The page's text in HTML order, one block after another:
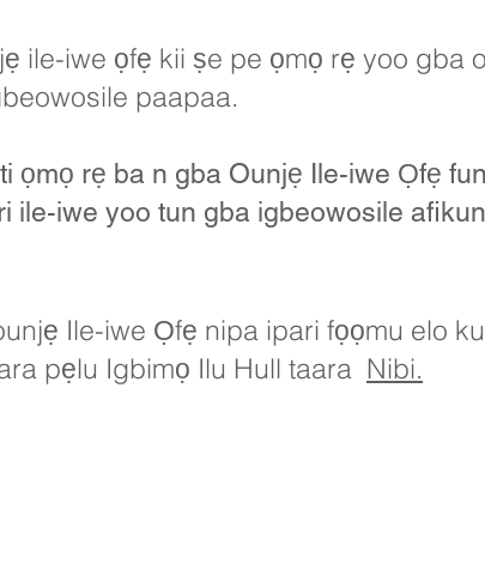
ile-iwe ọfẹ kii ṣe pe ọmọ rẹ yoo gba
paapaa.
ọmọ rẹ ba n gba Ounjẹ Ile-iwe Ọfẹ
ile-iwe yoo tun gba igbeowosile
Ile-iwe Ọfẹ nipa ipari fọọmu elo
pẹlu Igbimọ Ilu Hull taara Nibi.